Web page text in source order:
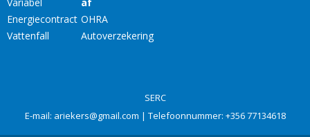
SERC
E-mail: ariekers@gmail.com | Telefoonnummer: +356 77134618